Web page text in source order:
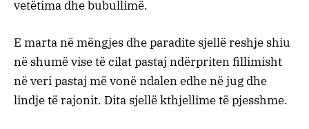
vetëtima dhe bubullimë.
E marta në mëngjes dhe paradite sjellë reshje shiu
në shumë vise të cilat pastaj ndërpriten fillimisht
në veri pastaj më vonë ndalen edhe në jug dhe
lindje të rajonit. Dita sjellë kthjellime të pjesshme.